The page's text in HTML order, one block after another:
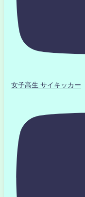
女子高生 サイキッカー